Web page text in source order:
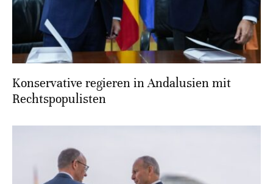
Konservative regieren in Andalusien mit
Rechtspopulisten